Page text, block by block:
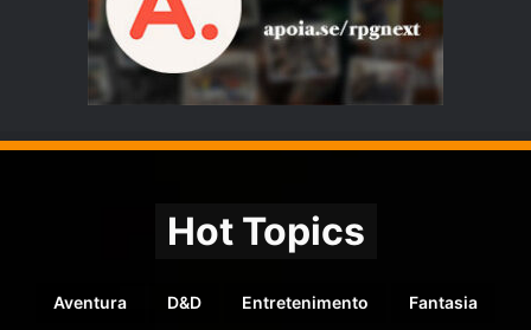
Hot Topics
Aventura D&D Entretenimento Fantasia